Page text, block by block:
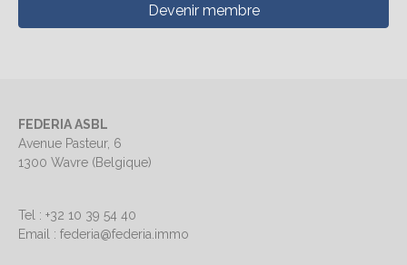
Devenir membre
FEDERIA ASBL
Avenue Pasteur, 6
1300 Wavre (Belgique)
Tel : +32 10 39 54 40
Email : federia@federia.immo